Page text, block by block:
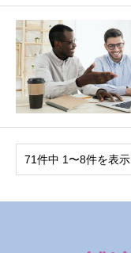
71件中 1〜8件を表示